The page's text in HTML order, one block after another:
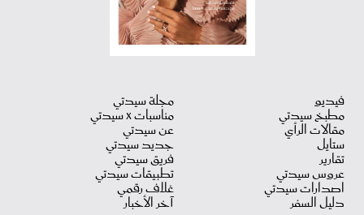
فيديو
مطبخ سيدتي
مقالات الرأي
ستايل
تقارير
عروس سيدتي
اصدارات سيدتي
دليل السفر
مجلة سيدتي
مناسبات X سيدتي
عن سيدتي
جديد سيدتي
فريق سيدتي
تطبيقات سيدتي
غلاف رقمي
آخر الأخبار